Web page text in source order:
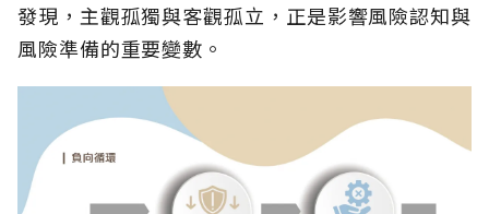
發現，主觀孤獨與客觀孤立，正是影響風險認知與
風險準備的重要變數。